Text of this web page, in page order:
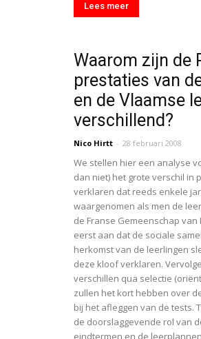
Lees meer
Waarom zijn de
prestaties van
en de Vlaamse
verschillend?
Nico Hirtt - 28 februari 2008
We stellen hier een analyse
dan niet) het grote verschil in
verklaren dat reeds enkele
waargenomen als men de
de Franse Gemeenschap
eerst aan dat de sociale
herkomst van de leerlingen
deze kloof verklaren.
verschillen qua selectie
zullen het kort hebben over
bij het afleggen van de tests.
de doorslaggevende rol van
eindtermen en de